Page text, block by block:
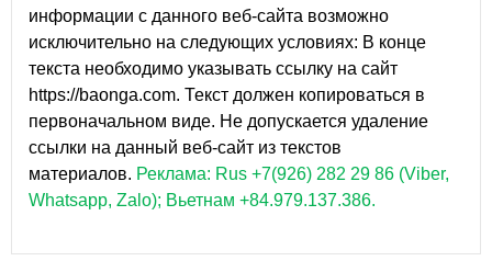
информации с данного веб-сайта возможно
исключительно на следующих условиях: В конце
текста необходимо указывать ссылку на сайт
https://baonga.com. Текст должен копироваться в
первоначальном виде. Не допускается удаление
ссылки на данный веб-сайт из текстов
материалов. Реклама: Rus +7(926) 282 29 86 (Viber,
Whatsapp, Zalo); Вьетнам +84.979.137.386.